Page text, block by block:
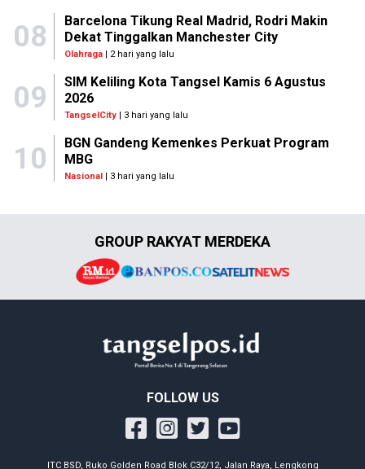
08
Barcelona Tikung Real Madrid, Rodri Makin
Dekat Tinggalkan Manchester City
Olahraga| 2 hari yang lalu
09
SIM Keliling Kota Tangsel Kamis 6 Agustus
2026
TangselCity| 3 hari yang lalu
10
BGN Gandeng Kemenkes Perkuat Program
MBG
Nasional| 3 hari yang lalu
GROUP RAKYAT MERDEKA
FOLLOW US
ITC BSD, Ruko Golden Road Blok C32/12, Jalan Raya, Lengkong